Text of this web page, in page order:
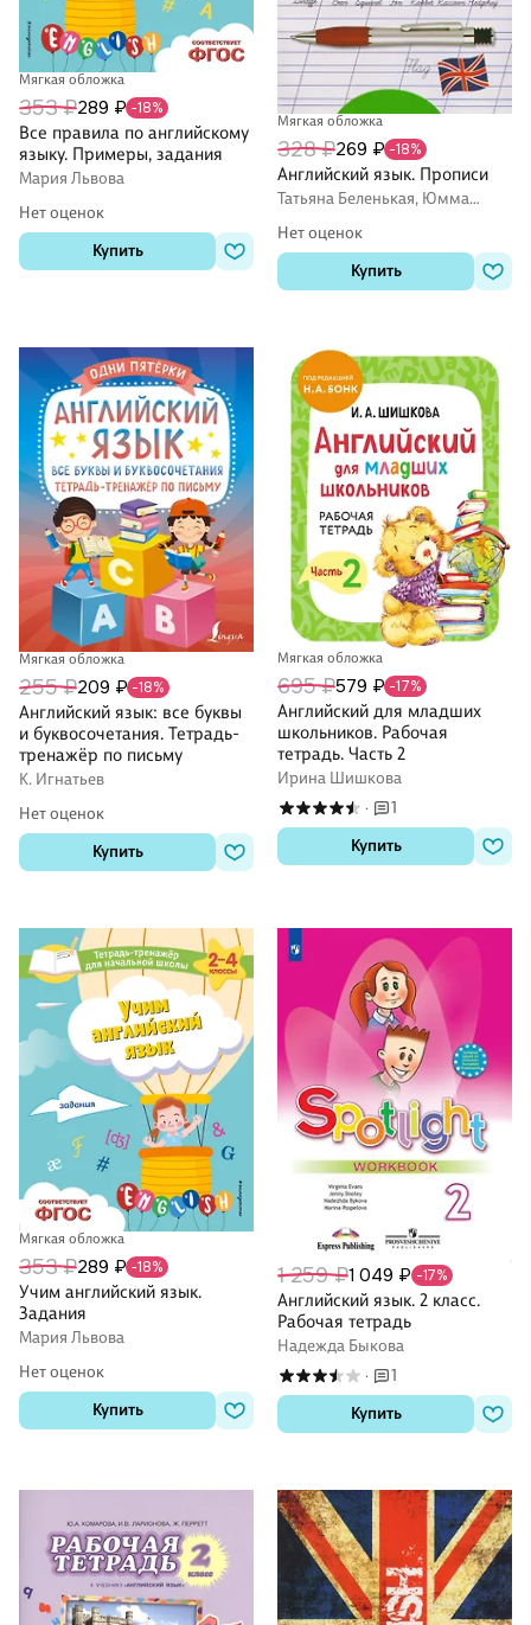
Мягкая обложка
353 ₽289 ₽ -18%
Все правила по английскому
языку. Примеры, задания
Мария Львова
Нет оценок
Купить
Мягкая обложка
328 ₽269 ₽ -18%
Английский язык. Прописи
Татьяна Беленькая, Юмма
Нет оценок
Купить
Мягкая обложка
255 ₽209 ₽ -18%
Английский язык: все буквы
и буквосочетания. Тетрадь-
тренажёр по письму
К. Игнатьев
Нет оценок
Купить
Мягкая обложка
695 ₽579 ₽ -17%
Английский для младших
школьников. Рабочая
тетрадь. Часть 2
Ирина Шишкова
·
1
Купить
Мягкая обложка
353 ₽289 ₽ -18%
Учим английский язык.
Задания
Мария Львова
Нет оценок
Купить
1 259 ₽1 049 ₽ -17%
Английский язык. 2 класс.
Рабочая тетрадь
Надежда Быкова
·
1
Купить